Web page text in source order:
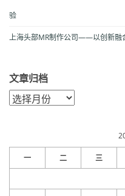
验
上海头部MR制作公司——以创新融
文章归档
文
章
一 二 三